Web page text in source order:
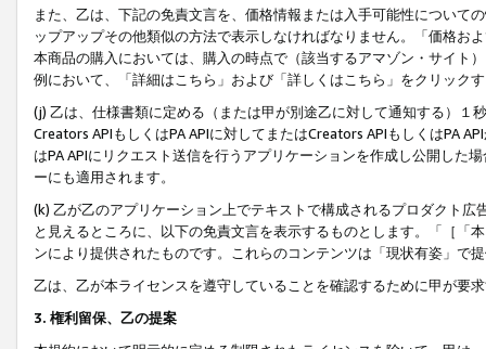
また、乙は、下記の免責文言を、価格情報または入手可能性について
ップアップその他類似の方法で表示しなければなりません。「価格
本商品の購入においては、購入の時点で（該当するアマゾン・サイト
例において、「詳細はこちら」および「詳しくはこちら」をクリック
(j) 乙は、仕様書類に定める（または甲が別途乙に対して通知する）
Creators APIもしくはPA APIに対してまたはCreators APIもしくはPA
はPA APIにリクエスト送信を行うアプリケーションを作成し公開した
ーにも適用されます。
(k) 乙が乙のアプリケーション上でテキストで構成されるプロダクト
と見えるところに、以下の免責文言を表示するものとします。「［「
ンにより提供されたものです。これらのコンテンツは「現状有姿」で
乙は、乙が本ライセンスを遵守していることを確認するために甲が要
3. 権利留保、乙の提案